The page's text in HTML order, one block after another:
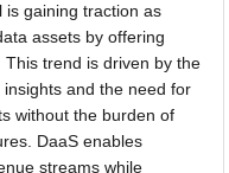
is gaining traction as
assets by offering
trend is driven by the
and the need for
without the burden of
DaaS enables
streams while